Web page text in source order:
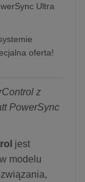
Ultra
oferta!
z
PowerSync
jest
modelu